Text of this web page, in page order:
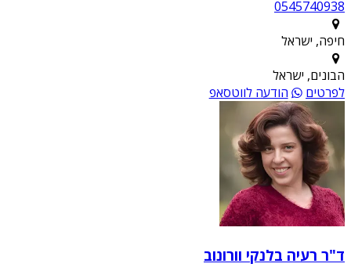
0545740938
חיפה, ישראל
הבונים, ישראל
לפרטים
הודעה לווטסאפ
ד"ר רעיה בלנקי וורונוב